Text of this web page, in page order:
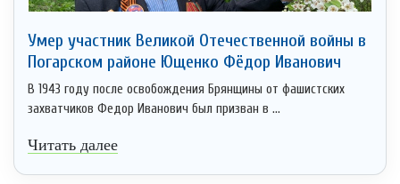
Умер участник Великой Отечественной войны в
Погарском районе Ющенко Фёдор Иванович
В 1943 году после освобождения Брянщины от фашистских
захватчиков Федор Иванович был призван в ...
Читать далее